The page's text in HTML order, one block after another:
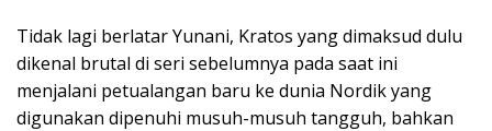
Tidak lagi berlatar Yunani, Kratos yang dimaksud dulu
dikenal brutal di seri sebelumnya pada saat ini
menjalani petualangan baru ke dunia Nordik yang
digunakan dipenuhi musuh-musuh tangguh, bahkan